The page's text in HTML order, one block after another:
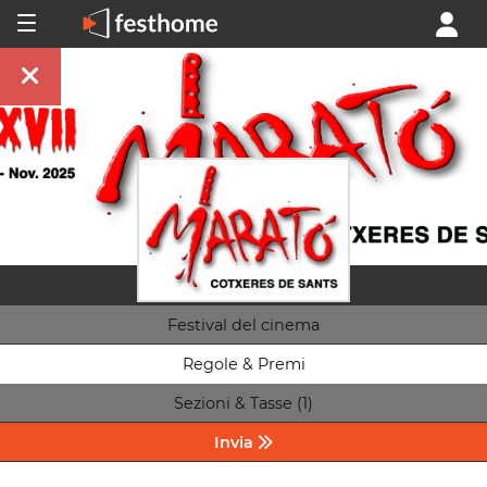
Festival del cinema
Regole & Premi
Sezioni & Tasse (1)
Invia